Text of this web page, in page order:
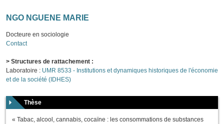
NGO NGUENE MARIE
Docteure en sociologie
Contact
> Structures de rattachement :
Laboratoire : UMR 8533 - Institutions et dynamiques historiques de l'économie
et de la société (IDHES)
Thèse
« Tabac, alcool, cannabis, cocaïne : les consommations de substances